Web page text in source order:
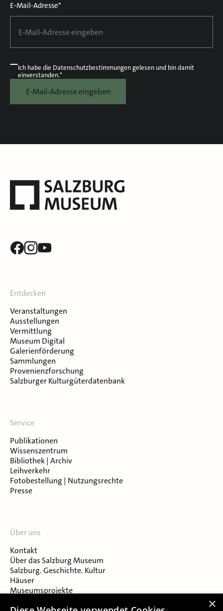
E-Mail-Adresse*
Ich habe die Datenschutzbestimmungengelesen und bin damit
einverstanden.*
E-Mail-Adresse eingeben
Entdecken
Veranstaltungen
Ausstellungen
Vermittlung
Museum Digital
Galerienförderung
Sammlungen
Provenienzforschung
Salzburger Kulturgüterdatenbank
Service
Publikationen
Wissenszentrum
Bibliothek | Archiv
Leihverkehr
Fotobestellung | Nutzungsrechte
Presse
Über uns
Kontakt
Über das Salzburg Museum
Salzburg. Geschichte. Kultur
Häuser
Museumsprojekte
×